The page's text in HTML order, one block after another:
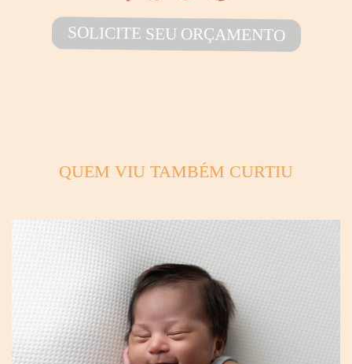
SOLICITE SEU ORÇAMENTO
QUEM VIU TAMBÉM CURTIU